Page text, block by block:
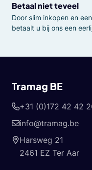
Betaal niet teveel
Door slim inkopen en
betaalt u bij ons een
Tramag BE
+31 (0)172 42 42
info@tramag.be
Harsweg 21
2461 EZ Ter Aar